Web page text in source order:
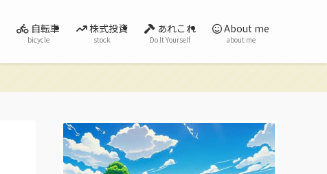
自転車
bicycle
株式投資
stock
あれこれ
Do It Yourself
About me
about me